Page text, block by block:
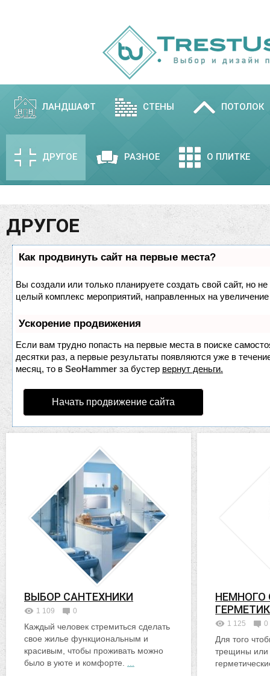
ЛАНДШАФТ СТЕНЫ ПОТОЛОК
ДРУГОЕ РАЗНОЕ О ПЛИТКЕ
ДРУГОЕ
Как продвинуть сайт на первые места?
Вы создали или только планируете создать свой сайт, но
целый комплекс мероприятий, направленных на
Ускорение продвижения
Если вам трудно попасть на первые места в поиске
десятки раз, а первые результаты появляются уже в
месяц, то в SeoHammer за бустер вернут деньги.
Начать продвижение сайта
ВЫБОР САНТЕХНИКИ
1 109 0
Каждый человек стремиться сделать
свое жилье функциональным и
красивым, чтобы проживать можно
было в уюте и комфорте.
НЕМНОГО
1 125 0
Для того
трещины